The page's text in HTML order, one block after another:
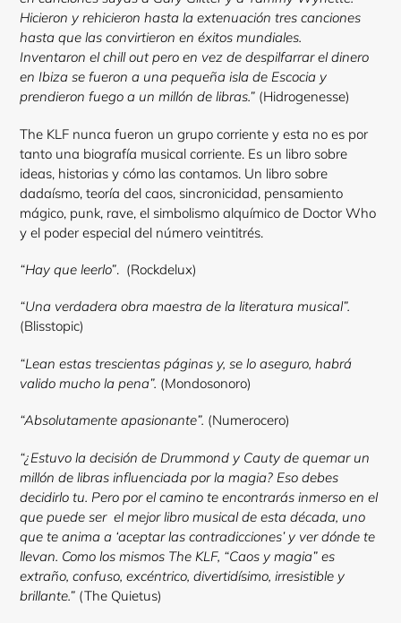
Hicieron y rehicieron hasta la extenuación tres canciones
hasta que las convirtieron en éxitos mundiales.
Inventaron el chill out pero en vez de despilfarrar el dinero
en Ibiza se fueron a una pequeña isla de Escocia y
prendieron fuego a un millón de libras.” (Hidrogenesse)
The KLF nunca fueron un grupo corriente y esta no es por
tanto una biografía musical corriente. Es un libro sobre
ideas, historias y cómo las contamos. Un libro sobre
dadaísmo, teoría del caos, sincronicidad, pensamiento
mágico, punk, rave, el simbolismo alquímico de Doctor Who
y el poder especial del número veintitrés.
“Hay que leerlo”. (Rockdelux)
“Una verdadera obra maestra de la literatura musical”.
(Blisstopic)
“Lean estas trescientas páginas y, se lo aseguro, habrá
valido mucho la pena”. (Mondosonoro)
“Absolutamente apasionante”. (Numerocero)
“¿Estuvo la decisión de Drummond y Cauty de quemar un
millón de libras influenciada por la magia? Eso debes
decidirlo tu. Pero por el camino te encontrarás inmerso en el
que puede ser el mejor libro musical de esta década, uno
que te anima a ‘aceptar las contradicciones’ y verdónde te
llevan. Como los mismos The KLF, “Caos y magia” es
extraño, confuso, excéntrico, divertidísimo, irresistible y
brillante.” (The Quietus)
Login required
Log in to your account to add products to your wishlist
view your previously saved items.
Login